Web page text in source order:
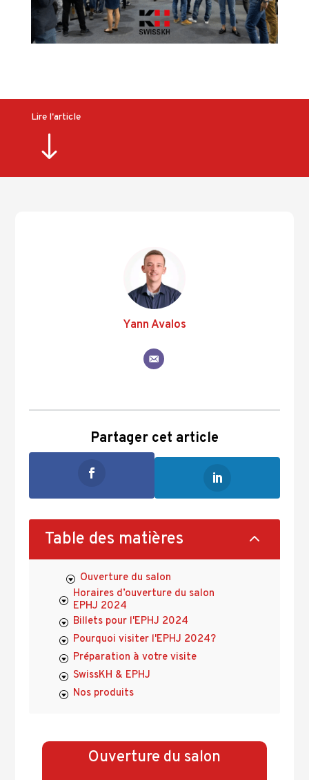
Lire l'article
"
Yann Avalos
Partager cet article
Table des matières 2
Ouverture du salon
Horaires d’ouverture du salon
EPHJ 2024
Billets pour l'EPHJ 2024
Pourquoi visiter l'EPHJ 2024?
Préparation à votre visite
SwissKH & EPHJ
Nos produits
Ouverture du salon